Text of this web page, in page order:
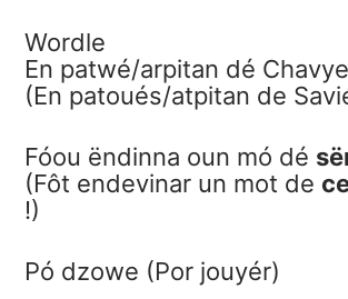
Wordle
En patwé/arpitan dé
(En patoués/atpitan de
Fóou ëndinna oun mó dé
(Fôt endevinar un mot de
!)
Pó dzowe (Por jouyér)